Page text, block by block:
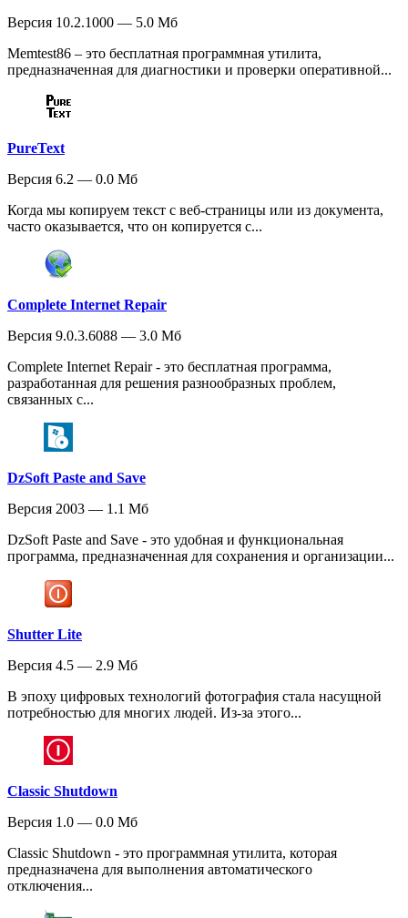
Версия 10.2.1000 — 5.0 Мб
Memtest86 – это бесплатная программная утилита,
предназначенная для диагностики и проверки оперативной...
PureText
Версия 6.2 — 0.0 Мб
Когда мы копируем текст с веб-страницы или из документа,
часто оказывается, что он копируется с...
Complete Internet Repair
Версия 9.0.3.6088 — 3.0 Мб
Complete Internet Repair - это бесплатная программа,
разработанная для решения разнообразных проблем,
связанных с...
DzSoft Paste and Save
Версия 2003 — 1.1 Мб
DzSoft Paste and Save - это удобная и функциональная
программа, предназначенная для сохранения и организации...
Shutter Lite
Версия 4.5 — 2.9 Мб
В эпоху цифровых технологий фотография стала насущной
потребностью для многих людей. Из-за этого...
Classic Shutdown
Версия 1.0 — 0.0 Мб
Classic Shutdown - это программная утилита, которая
предназначена для выполнения автоматического
отключения...